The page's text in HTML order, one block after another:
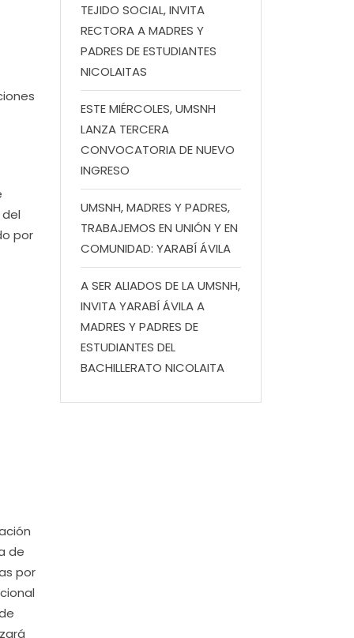
por
de
por
TEJIDO SOCIAL, INVITA
RECTORA A MADRES Y
PADRES DE ESTUDIANTES
NICOLAITAS
ESTE MIÉRCOLES, UMSNH
LANZA TERCERA
CONVOCATORIA DE NUEVO
INGRESO
UMSNH, MADRES Y PADRES,
TRABAJEMOS EN UNIÓN Y EN
COMUNIDAD: YARABÍ ÁVILA
A SER ALIADOS DE LA UMSNH,
INVITA YARABÍ ÁVILA A
MADRES Y PADRES DE
ESTUDIANTES DEL
BACHILLERATO NICOLAITA